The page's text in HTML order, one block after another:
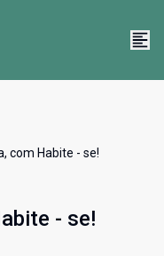
com Habite - se!
- se!